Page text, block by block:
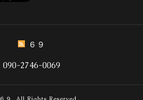
６９
090-2746-0069